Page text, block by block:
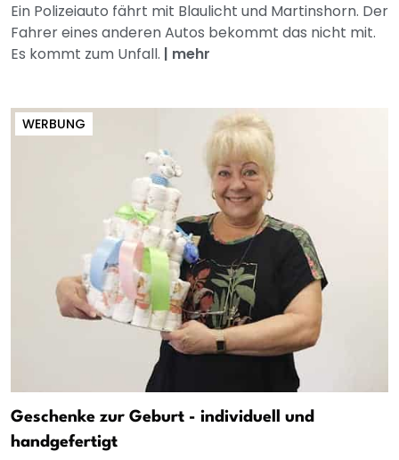
Ein Polizeiauto fährt mit Blaulicht und Martinshorn. Der
Fahrer eines anderen Autos bekommt das nicht mit.
Es kommt zum Unfall. | mehr
WERBUNG
Geschenke zur Geburt - individuell und
handgefertigt